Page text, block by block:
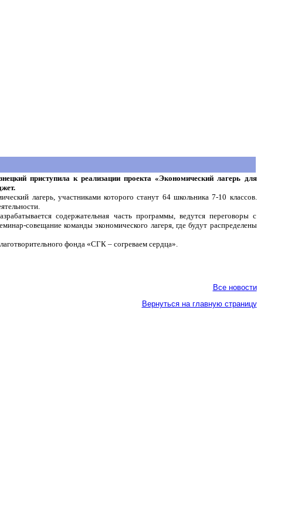
приступила к реализации проекта «Экономический лагерь для
лагерь, участниками которого станут 64 школьника 7-10 классов.
содержательная часть программы, ведутся переговоры с
совещание команды экономического лагеря, где будут распределены
фонда «СГК – согреваем сердца».
Все новости
Вернуться на главную страницу